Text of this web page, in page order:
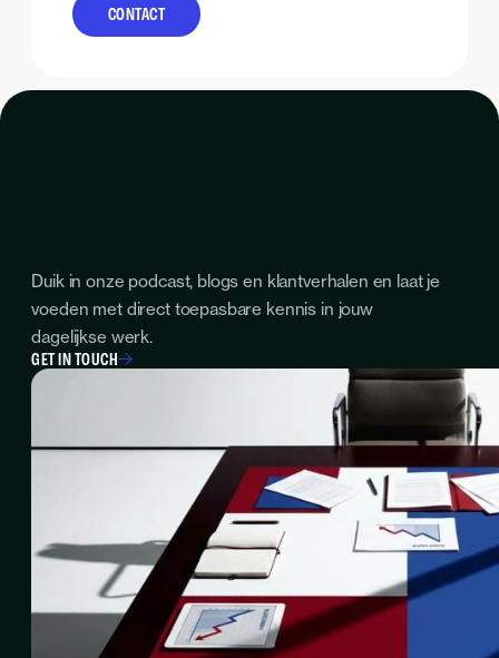
CONTACT
Duik in onze podcast, blogs en klantverhalen en laat je
voeden met direct toepasbare kennis in jouw
dagelijkse werk.
GET IN TOUCH